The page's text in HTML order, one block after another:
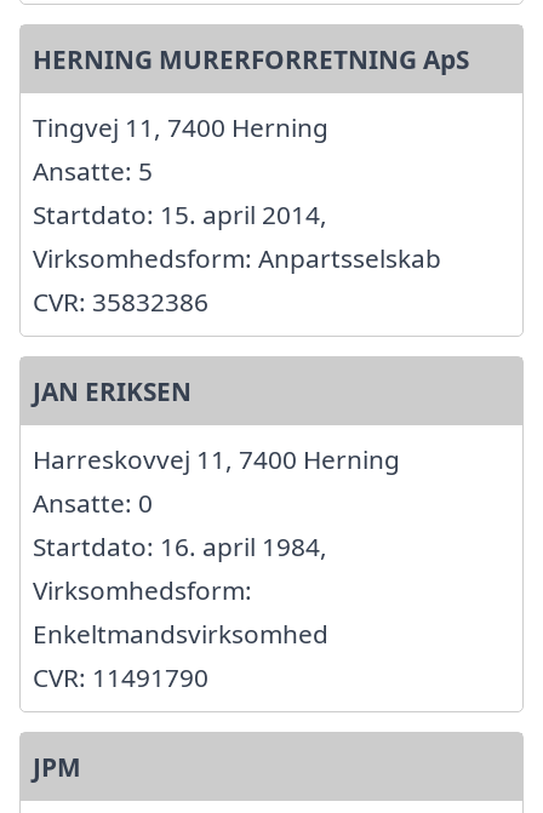
HERNING MURERFORRETNING ApS
Tingvej 11, 7400 Herning
Ansatte: 5
Startdato: 15. april 2014,
Virksomhedsform: Anpartsselskab
CVR: 35832386
JAN ERIKSEN
Harreskovvej 11, 7400 Herning
Ansatte: 0
Startdato: 16. april 1984,
Virksomhedsform:
Enkeltmandsvirksomhed
CVR: 11491790
JPM